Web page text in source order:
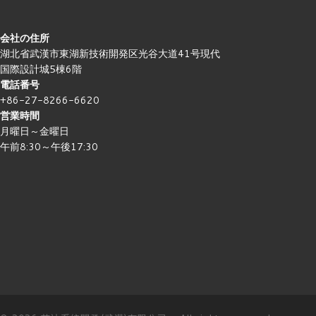
会社の住所
湖北省武漢市東湖新技術開発区光谷大道41号現代
国際設計城5棟6階
電話番号
+86-27-8266-6620
営業時間
月曜日～金曜日
午前8:30～午後17:30